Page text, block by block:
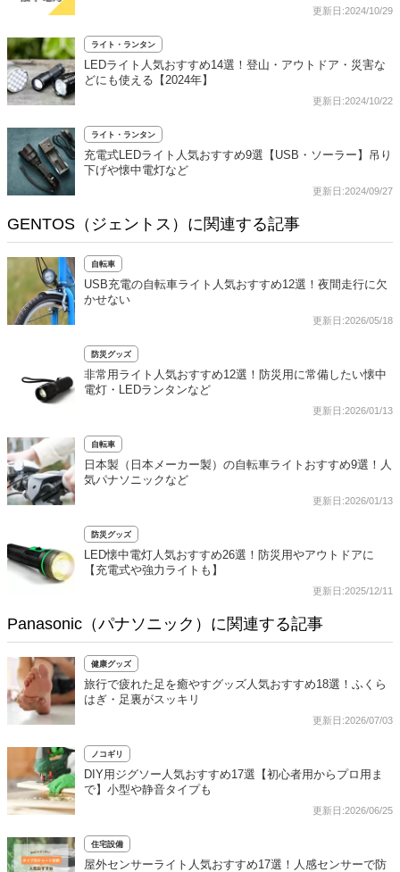
更新日:2024/10/29
ライト・ランタン
LEDライト人気おすすめ14選！登山・アウトドア・災害な
どにも使える【2024年】
更新日:2024/10/22
ライト・ランタン
充電式LEDライト人気おすすめ9選【USB・ソーラー】吊り
下げや懐中電灯など
更新日:2024/09/27
GENTOS（ジェントス）に関連する記事
自転車
USB充電の自転車ライト人気おすすめ12選！夜間走行に欠
かせない
更新日:2026/05/18
防災グッズ
非常用ライト人気おすすめ12選！防災用に常備したい懐中
電灯・LEDランタンなど
更新日:2026/01/13
自転車
日本製（日本メーカー製）の自転車ライトおすすめ9選！人
気パナソニックなど
更新日:2026/01/13
防災グッズ
LED懐中電灯人気おすすめ26選！防災用やアウトドアに
【充電式や強力ライトも】
更新日:2025/12/11
Panasonic（パナソニック）に関連する記事
健康グッズ
旅行で疲れた足を癒やすグッズ人気おすすめ18選！ふくら
はぎ・足裏がスッキリ
更新日:2026/07/03
ノコギリ
DIY用ジグソー人気おすすめ17選【初心者用からプロ用ま
で】小型や静音タイプも
更新日:2026/06/25
住宅設備
屋外センサーライト人気おすすめ17選！人感センサーで防